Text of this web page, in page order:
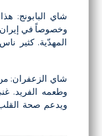
وخصوصاً في
المهدّية. كثير
وطعمه الفريد.
ويدعم صحة